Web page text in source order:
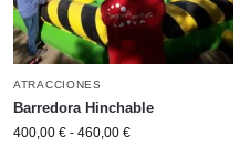
ATRACCIONES
Barredora Hinchable
400,00 € - 460,00 €